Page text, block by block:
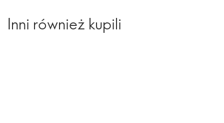
Inni również kupili